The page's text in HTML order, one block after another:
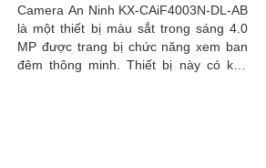
Camera An Ninh KX-CAiF4003N-DL-AB
là một thiết bị màu sắt trong sáng 4.0
MP được trang bị chức năng xem ban
đêm thông minh. Thiết bị này có khả